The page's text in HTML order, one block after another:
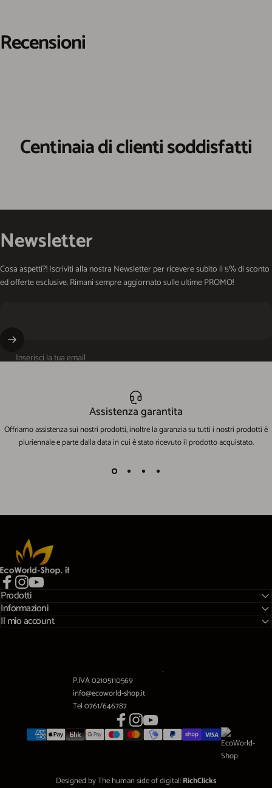
Recensioni
Centinaia di clienti soddisfatti
Newsletter
Cosa aspetti?! Iscriviti alla nostra Newsletter per ricevere subito il 5% di sconto
ed offerte esclusive. Rimani sempre aggiornato sulle ultime PROMO!
Inserisci la tua email
Assistenza garantita
Offriamo assistenza sui nostri prodotti, inoltre la garanzia su tutti i nostri prodotti è
pluriennale e parte dalla data in cui è stato ricevuto il prodotto acquistato.
EcoWorld-Shop
Facebook
Instagram
YouTube
Prodotti
Informazioni
Il mio account
Viale A.Gramsci,10 01032 Caprarola (VT)
P.IVA 02105110569
info@ecoworld-shop.it
Tel 0761/646787
Designed by The human side of digital:RichClicks
FacebookInstagram
YouTube